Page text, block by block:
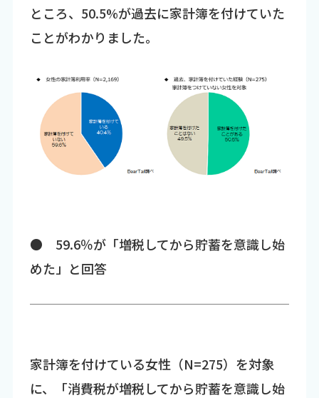
ところ、50.5%が過去に家計簿を付けていた
ことがわかりました。
● 59.6％が「増税してから貯蓄を意識し始
めた」と回答
家計簿を付けている女性（N=275）を対象
に、「消費税が増税してから貯蓄を意識し始